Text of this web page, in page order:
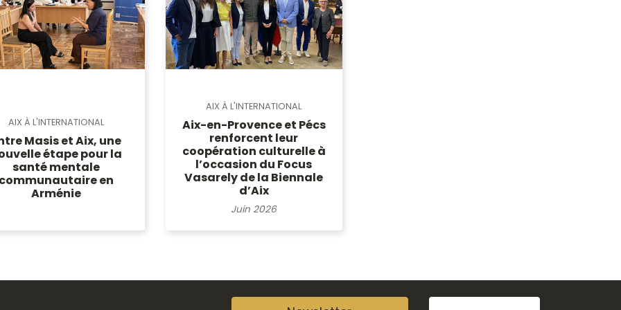
AIX À L'INTERNATIONAL
Masis et Aix, une
étape pour la
santé mentale
en
Arménie
AIX À L'INTERNATIONAL
Aix-en-Provence et Pécs
renforcent leur
coopération culturelle à
l’occasion du Focus
Vasarely de la Biennale
d’Aix
Juin 2026